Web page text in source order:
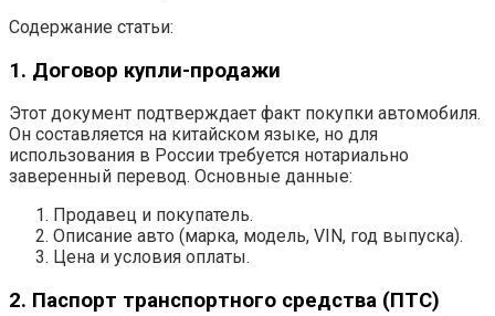
Содержание статьи:
1. Договор купли-продажи
Этот документ подтверждает факт покупки автомобиля.
Он составляется на китайском языке, но для
использования в России требуется нотариально
заверенный перевод. Основные данные:
Продавец и покупатель.
Описание авто (марка, модель, VIN, год выпуска).
Цена и условия оплаты.
2. Паспорт транспортного средства (ПТС)